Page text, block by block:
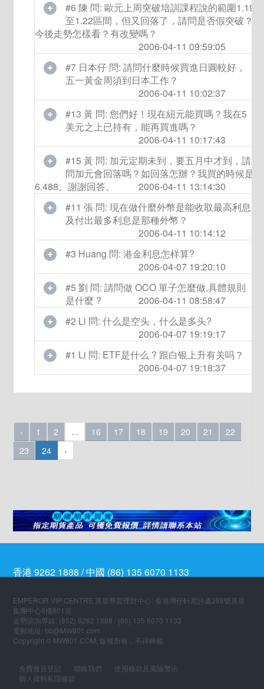
#6 陳 問: 歐元上周突破培訓課程說的範圍1.19
至1.22區間，但又回落了，請問是否假突破？
今後走勢怎樣看？有改變嗎？
2006-04-11 09:59:05
#7 日本仔 問: 請問什麼時候買進日圓較好，
五一黃金周須到日本工作？
2006-04-11 10:02:37
#13 黃 問: 您們好！現在紐元能買嗎？我在5
美元之上已持有，能再買進嗎？
2006-04-11 10:17:43
#15 黃 問: 加元定期未到，要五月中才到，請
問加元會回落嗎？如回落怎辦？我買的時候是
6.488。謝謝回答。
2006-04-11 13:14:30
#11 張 問: 現在做什麼外幣是能收取最高利息
及付出最多利息是那種外幣？
2006-04-11 10:14:12
#3 Huang 問: 港金利息怎样算?
2006-04-07 19:20:10
#5 劉 問: 請問做 OCO 單子怎麼做,具體規則
是什麼 ?
2006-04-11 08:58:47
#2 Li 問: 什么是空头，什么是多头?
2006-04-07 19:19:17
#1 Li 問: ETF是什么 ? 跟白银上升有关吗？
2006-04-07 19:18:37
‹ 1 2 ... 16 17 18 19 20 21
22
23
24 ›
香港 9262 1888 / 中國 (86) 135 6070 1133
EMPEROR VIP CENTRE 英皇尊貴理財中心: 香港灣仔軒尼詩道288號英皇
集團中心8樓801室
走勢諮詢專線: (852) 9262 1888 / (86) 135 6070 1133
電郵地址: bb@MW801.com
Copyright © MW801.COM. 版權所有，不得轉載
免費會員登記 聯絡我們
使用條款及風險警示
個人資料私隱條款